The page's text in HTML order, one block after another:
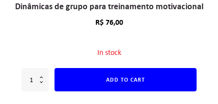
Dinâmicas de grupo para treinamento motivacional
R$76,00
In stock
ADD TO CART